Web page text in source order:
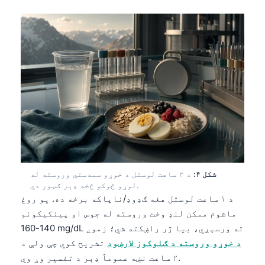
شکل ۴:
د ۲ ساعت لوستل د خوړو سمدستي وروسته له
لوړو څوکو څخه ډېر ګټور دي.
د ۱ ساعت لوستل هغه ګډوډ/ناپاکه برخه ده. یو روغ
ماشوم ممکن لنډ وخت وروسته له جوس او پینکیکونو
140-160 mg/dL ته ورسېږي، بیا ژر راښکته شي؛ زموږ
د خوړو وروسته د ګلوکوز لارښود تشریح کوي چې ولې د
۲ ساعت نښه عموماً ډېر د تفسیر وړ وي.